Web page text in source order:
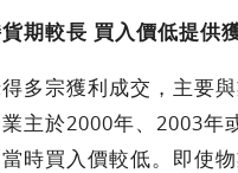
期較長 買入價低提供
多宗獲利成交，主要
主於2000年、2003年
時買入價較低。即使